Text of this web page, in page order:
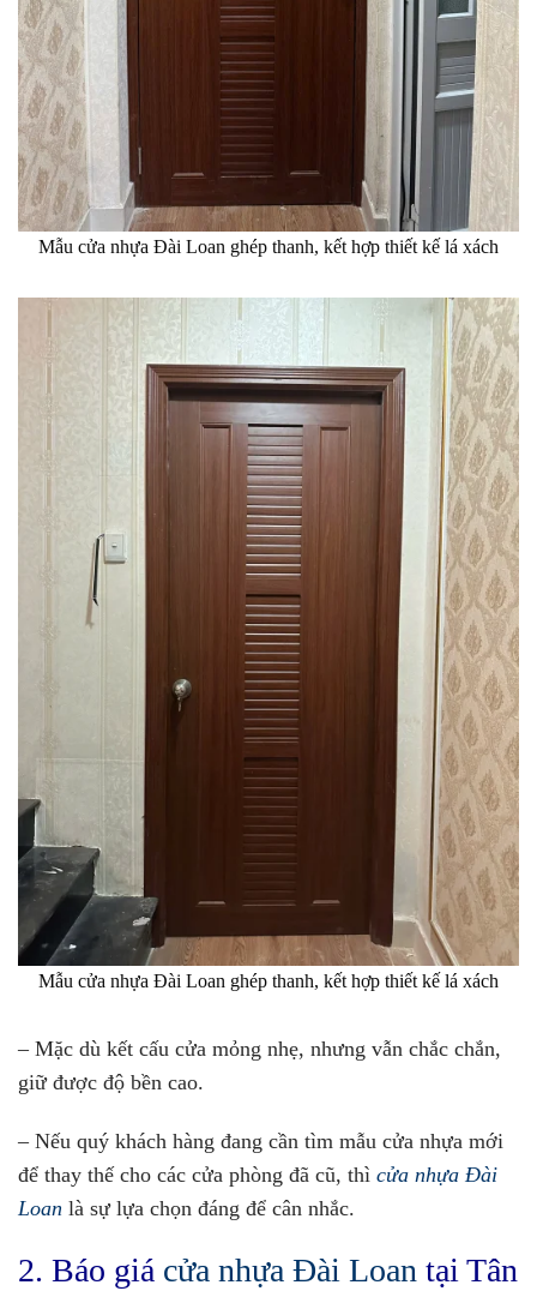
Mẫu cửa nhựa Đài Loan ghép thanh, kết hợp thiết kế lá xách
Mẫu cửa nhựa Đài Loan ghép thanh, kết hợp thiết kế lá xách
– Mặc dù kết cấu cửa mỏng nhẹ, nhưng vẫn chắc chắn,
giữ được độ bền cao.
– Nếu quý khách hàng đang cần tìm mẫu cửa nhựa mới
để thay thế cho các cửa phòng đã cũ, thì cửa nhựa Đài
Loan là sự lựa chọn đáng để cân nhắc.
2. Báo giá cửa nhựa Đài Loan tại Tân